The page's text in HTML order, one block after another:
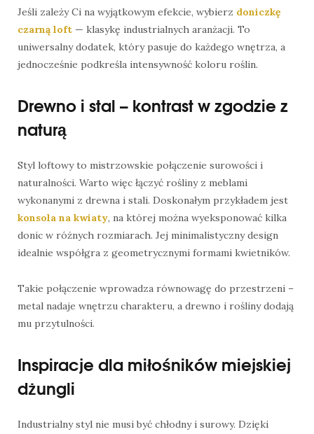
Jeśli zależy Ci na wyjątkowym efekcie, wybierz doniczkę
czarną loft — klasykę industrialnych aranżacji. To
uniwersalny dodatek, który pasuje do każdego wnętrza, a
jednocześnie podkreśla intensywność koloru roślin.
Drewno i stal – kontrast w zgodzie z
naturą
Styl loftowy to mistrzowskie połączenie surowości i
naturalności. Warto więc łączyć rośliny z meblami
wykonanymi z drewna i stali. Doskonałym przykładem jest
konsola na kwiaty, na której można wyeksponować kilka
donic w różnych rozmiarach. Jej minimalistyczny design
idealnie współgra z geometrycznymi formami kwietników.
Takie połączenie wprowadza równowagę do przestrzeni –
metal nadaje wnętrzu charakteru, a drewno i rośliny dodają
mu przytulności.
Inspiracje dla miłośników miejskiej
dżungli
Industrialny styl nie musi być chłodny i surowy. Dzięki